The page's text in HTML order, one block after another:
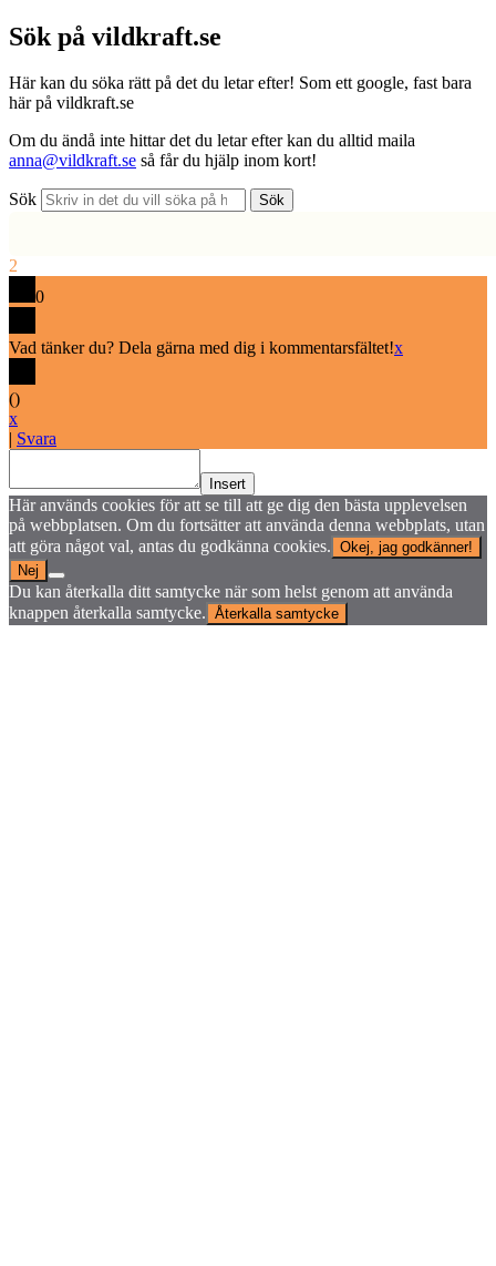
Sök på vildkraft.se
Här kan du söka rätt på det du letar efter! Som ett google, fast bara
här på vildkraft.se
Om du ändå inte hittar det du letar efter kan du alltid maila
anna@vildkraft.se så får du hjälp inom kort!
Sök Sök
2
0
Vad tänker du? Dela gärna med dig i kommentarsfältet!x
()
x
Svara
Insert
Här används cookies för att se till att ge dig den bästa upplevelsen
på webbplatsen. Om du fortsätter att använda denna webbplats, utan
att göra något val, antas du godkänna cookies. Okej, jag godkänner!
Nej
Du kan återkalla ditt samtycke när som helst genom att använda
knappen återkalla samtycke. Återkalla samtycke